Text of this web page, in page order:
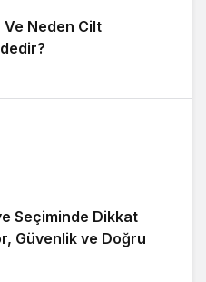
Neden Cilt
Seçiminde Dikkat
Güvenlik ve Doğru